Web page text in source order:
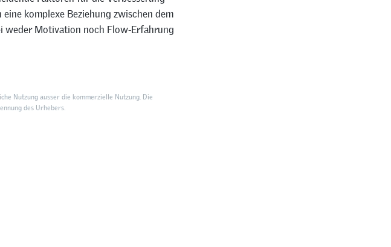
komplexe Beziehung zwischen dem
weder Motivation noch Flow-Erfahrung
Nutzung ausser die kommerzielle Nutzung. Die
des Urhebers.